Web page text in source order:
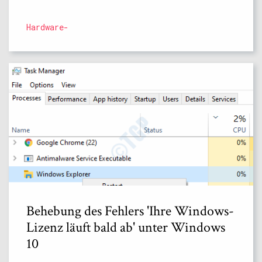
Hardware-
Behebung des Fehlers 'Ihre Windows-
Lizenz läuft bald ab' unter Windows
10